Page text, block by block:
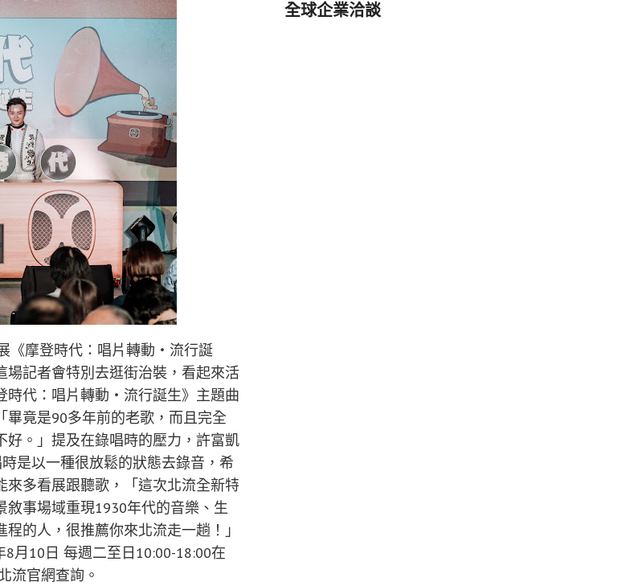
《摩登時代：唱片轉動・流行誕
記者會特別去逛街治裝，看起來活
代：唱片轉動・流行誕生》主題曲
畢竟是90多年前的老歌，而且完全
。」提及在錄唱時的壓力，許富凱
是以一種很放鬆的狀態去錄音，希
多看展跟聽歌，「這次北流全新特
事場域重現1930年代的音樂、生
的人，很推薦你來北流走一趟！」
月10日 每週二至日10:00-18:00在
流官網查詢。
全球企業洽談